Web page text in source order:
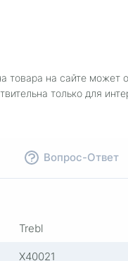
товара на сайте может
только для
Вопрос-Ответ
Trebl
X40021